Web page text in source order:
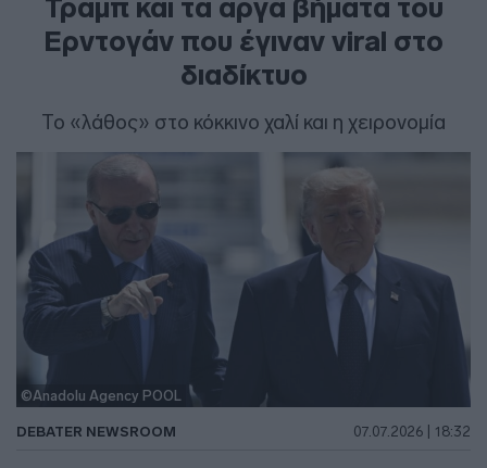
Τραμπ και τα αργά βήματα του
Ερντογάν που έγιναν viral στο
διαδίκτυο
Το «λάθος» στο κόκκινο χαλί και η χειρονομία
©Anadolu Agency POOL
DEBATER NEWSROOM 07.07.2026 | 18:32